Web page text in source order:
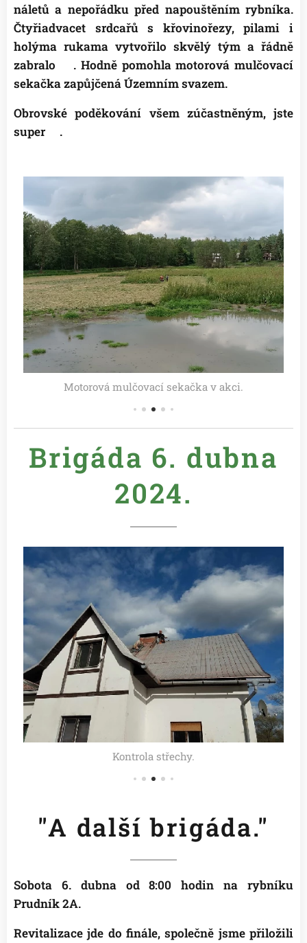
náletů a nepořádku před napouštěním rybníka.
Čtyřiadvacet srdcařů s křovinořezy, pilami i
holýma rukama vytvořilo skvělý tým a řádně
zabralo👍. Hodně pomohla motorová mulčovací
sekačka zapůjčená Územním svazem.
Obrovské poděkování všem zúčastněným, jste
super
.
Motorová mulčovací sekačka v akci.
Brigáda 6. dubna
2024.
Kontrola střechy.
"A další brigáda."
Sobota 6. dubna od 8:00 hodin na rybníku
Prudník 2A.
Revitalizace jde do finále, společně jsme přiložili